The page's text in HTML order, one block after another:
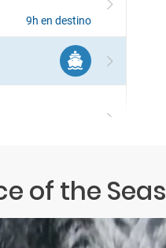
9h en destino
of the Seas